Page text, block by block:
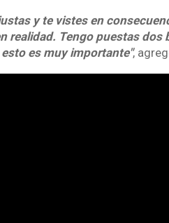
y te vistes en
realidad. Tengo puestas dos
es muy importante",